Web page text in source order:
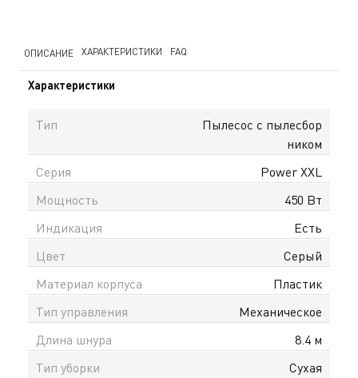
ОПИСАНИЕ ХАРАКТЕРИСТИКИ FAQ
Характеристики
Тип
Пылесос с пылесбор
ником
Серия
Power XXL
Мощность
450 Вт
Индикация
Есть
Цвет
Серый
Материал корпуса
Пластик
Тип управления
Механическое
Длина шнура
8.4 м
Тип уборки
Сухая